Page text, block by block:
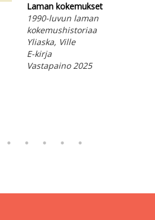
Laman kokemukset
1990-luvun laman
kokemushistoriaa
Yliaska, Ville
E-kirja
Vastapaino 2025